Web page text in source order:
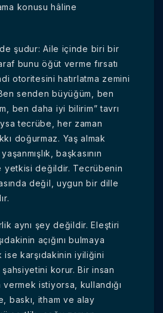
konusu hâline
şudur: Aile içinde biri bir
bunu öğüt verme fırsatı
otoritesini hatırlatma zemini
senden büyüğüm, ben
ben daha iyi bilirim” tavrı
tecrübe, her zaman
doğurmaz. Yaş almak
başkasının
yetkisi değildir. Tecrübenin
değil, uygun bir dille
aynı şey değildir. Eleştiri
açığını bulmaya
karşıdakinin iyiliğini
korur. Bir insan
istiyorsa, kullandığı
baskı, itham ve alay